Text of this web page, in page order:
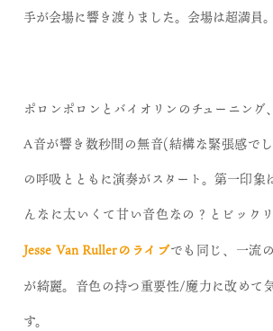
手が会場に響き渡りました。会場は超満員。
ポロンポロンとバイオリンのチューニング
A音が響き数秒間の無音(結構な緊張感で
の呼吸とともに演奏がスタート。第一印象
んなに太いくて甘い音色なの？とビックリ
Jesse Van Rullerのライブでも同じ、一流
が綺麗。音色の持つ重要性/魔力に改めて
す。